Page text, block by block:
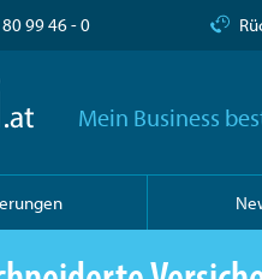
99 46 - 0
Mein Business